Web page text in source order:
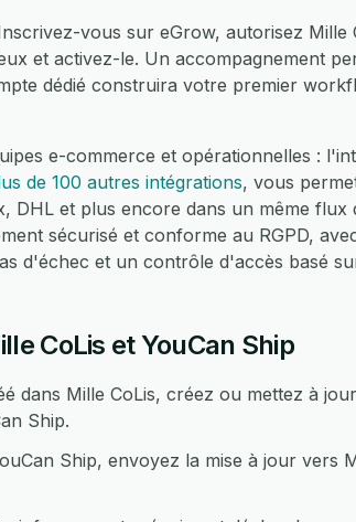
vous sur eGrow, autorisez Mille
et activez-le. Un accompagnement
dédié construira votre premier
e-commerce et opérationnelles :
de 100 autres intégrations, vous
DHL et plus encore dans un même flux
sécurisé et conforme au RGPD,
d'échec et un contrôle d'accès basé
CoLis et YouCan Ship
dans Mille CoLis, créez ou mettez à
Ship.
Ship, envoyez la mise à jour vers